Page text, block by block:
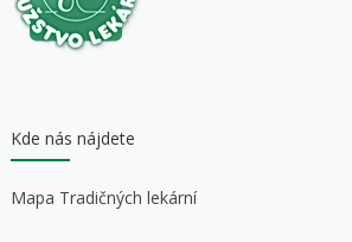
Kde nás nájdete
Mapa Tradičných lekární